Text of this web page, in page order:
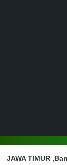
JAWA TIMUR